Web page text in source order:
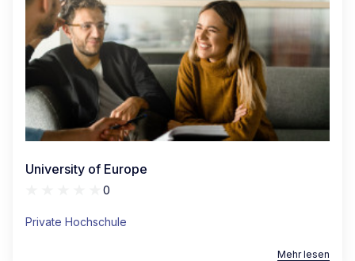
University of Europe
0
Private Hochschule
Mehr lesen